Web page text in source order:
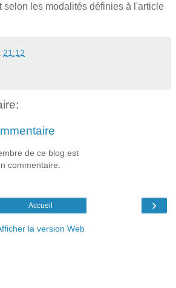
selon les modalités définies à l'article
21:12
de ce blog est
commentaire.
›
Accueil
la version Web